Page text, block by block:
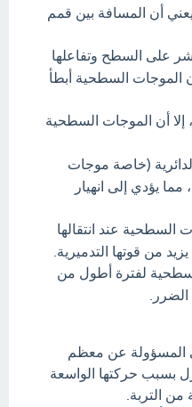
أن المسافة بين قمم
على السطح وتفاعلها
الموجات السطحية أبطأ
إلا أن الموجات السطحية
(خاصة موجات
يؤدي إلى انهيار
السطحية عند انتقالها
من قوتها التدميرية.
لفترة أطول من
المسؤولة عن معظم
بسبب حركتها الواسعة
التربة.